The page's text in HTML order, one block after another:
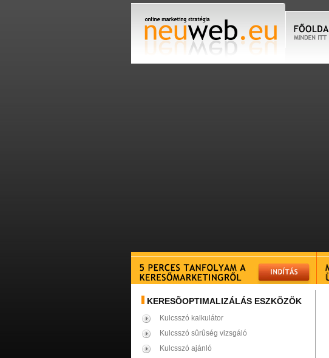
KERESÕOPTIMALIZÁLÁS ESZKÖZÖK
Kulcsszó kalkulátor
Kulcsszó sûrûség vizsgáló
Kulcsszó ajánló